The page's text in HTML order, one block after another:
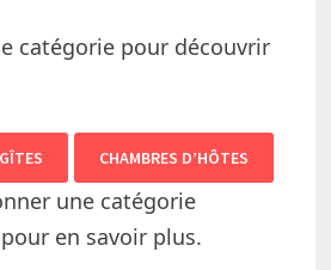
catégorie pour découvrir
GÎTES CHAMBRES D’HÔTES
une catégorie
en savoir plus.